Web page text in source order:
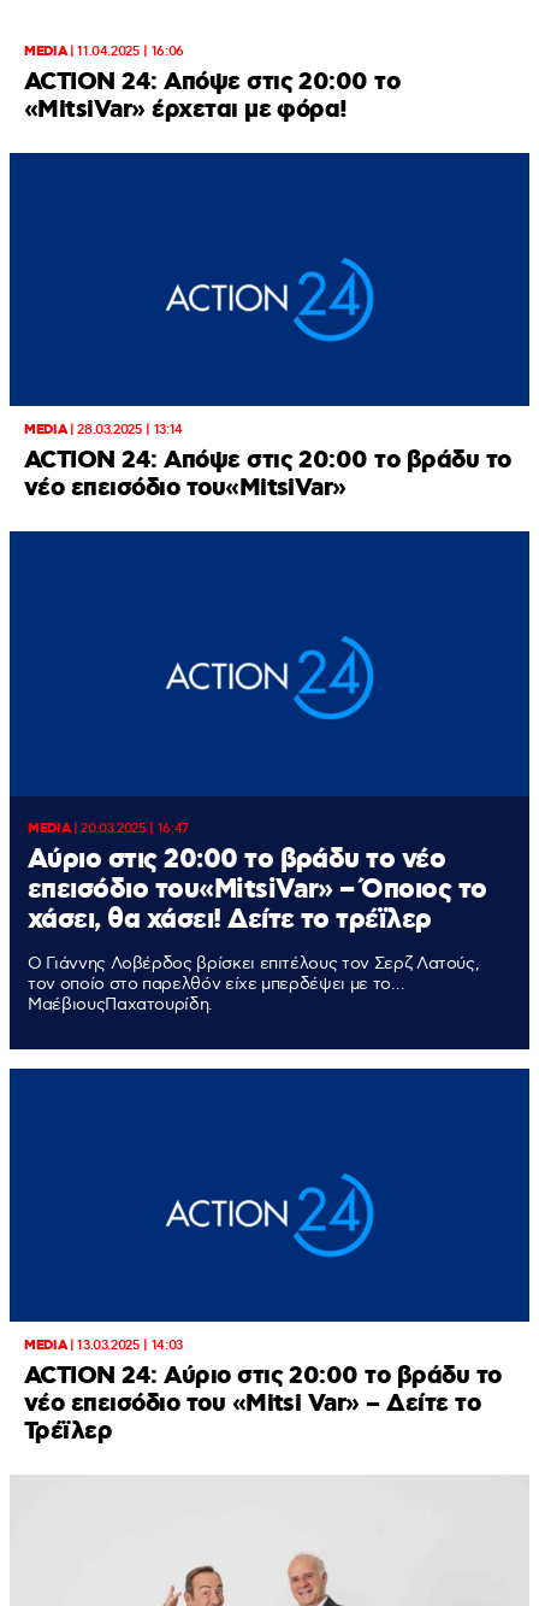
MEDIA|11.04.2025 | 16:06
ACTION 24: Aπόψε στις 20:00 το
«MitsiVar» έρχεται με φόρα!
MEDIA|28.03.2025 | 13:14
ACTION 24: Aπόψε στις 20:00 το βράδυ το
νέο επεισόδιο του«MitsiVar»
MEDIA|20.03.2025 | 16:47
Αύριo στις 20:00 το βράδυ το νέο
επεισόδιο του«MitsiVar» – Όποιος το
χάσει, θα χάσει! Δείτε το τρέϊλερ
Ο Γιάννης Λοβέρδος βρίσκει επιτέλους τον Σερζ Λατούς,
τον οποίο στο παρελθόν είχε μπερδέψει με το…
ΜαέβιουςΠαχατουρίδη.
MEDIA|13.03.2025 | 14:03
ACTION 24: Αύριο στις 20:00 το βράδυ το
νέο επεισόδιο του «Mitsi Var» – Δείτε το
Τρέϊλερ